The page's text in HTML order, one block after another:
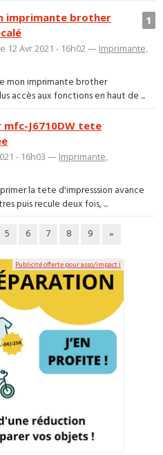
1
imprimante brother
12 Avr 2021 - 16h02 — Imprimante,
mon imprimante brother
accès aux fonctions en haut de ...
J6710DW tete
- 16h03 — Imprimante,
la tete d'impresssion avance
puis recule deux fois, ...
5 6 7 8 9 »
Publicité offerte pour asso/impact ℹ